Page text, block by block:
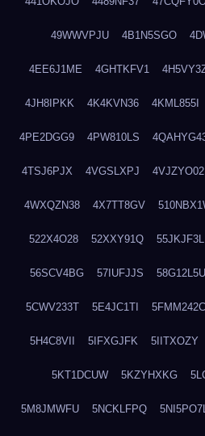
49WWVPJU 4B1N5SGO
4EE6J1ME 4GHTKFV1
4JH8IPKK 4K4KVN36 4KML855I
4PE2DGG9 4PW810LS
4TSJ6PJX 4VGSLXPJ 4VJZYO02
4WXQZN38 4X7TT8GV
522X4O28 52XXY91Q 55JKJF3L
56SCV4BG 57IUFJJS 58G12L5U
5CWV233T 5E4JC1TI 5FMM242C
5H4C8VII 5IFXGJFK 5IITXOZY
5KT1DCUW 5KZYHXKG
5M8JMWFU 5NCKLFPQ 5NI5PO7L